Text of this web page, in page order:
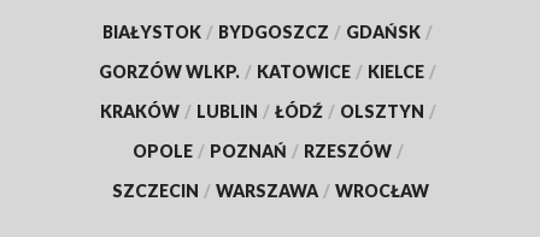
BIAŁYSTOK / BYDGOSZCZ / GDAŃSK /
GORZÓW WLKP. / KATOWICE / KIELCE /
KRAKÓW / LUBLIN / ŁÓDŹ / OLSZTYN /
OPOLE / POZNAŃ / RZESZÓW /
SZCZECIN / WARSZAWA / WROCŁAW